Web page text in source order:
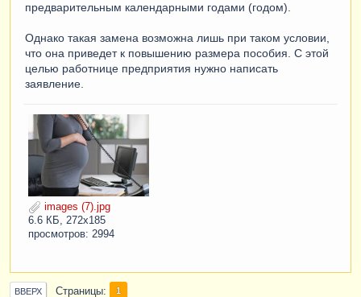
предварительным календарными годами (годом).
Однако такая замена возможна лишь при таком условии,
что она приведет к повышению размера пособия. С этой
целью работнице предприятия нужно написать
заявление.
images (7).jpg
6.6 КБ, 272x185
просмотров: 2994
ВВЕРХ Страницы 1